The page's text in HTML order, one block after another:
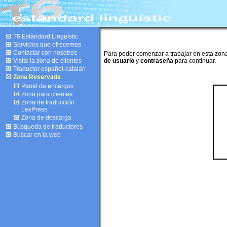
T6 Estàndard Lingüístic
Servicios que ofrecemos
Contactar con nosotros
Visite la zona de clientes
Traductor español-catalán
Zona Reservada
Panel de encargos
Zona para clientes
Zona de traducción
LexPress
Zona de descarga
Búsqueda de traductores
Buscar en la web
Para poder comenzar a trabajar en esta
de usuario y contraseña para continuar.